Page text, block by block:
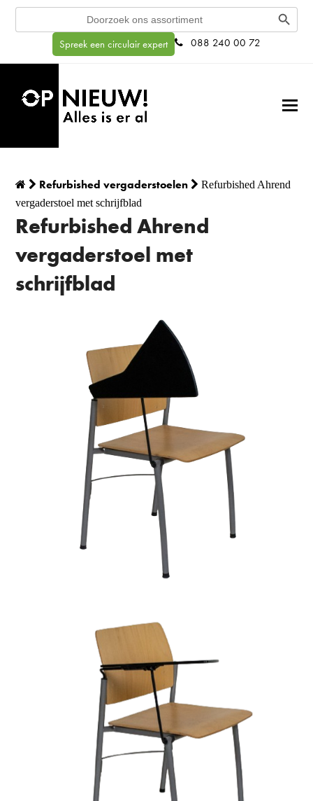
Search
Search Button
Spreek een circulair expert 088 240 00 72
Refurbished vergaderstoelen
Refurbished Ahrend
vergaderstoel met schrijfblad
Refurbished Ahrend
vergaderstoel met
schrijfblad